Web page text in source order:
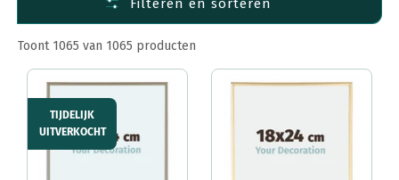
Toont 1065 van 1065 producten
TIJDELIJK
UITVERKOCHT